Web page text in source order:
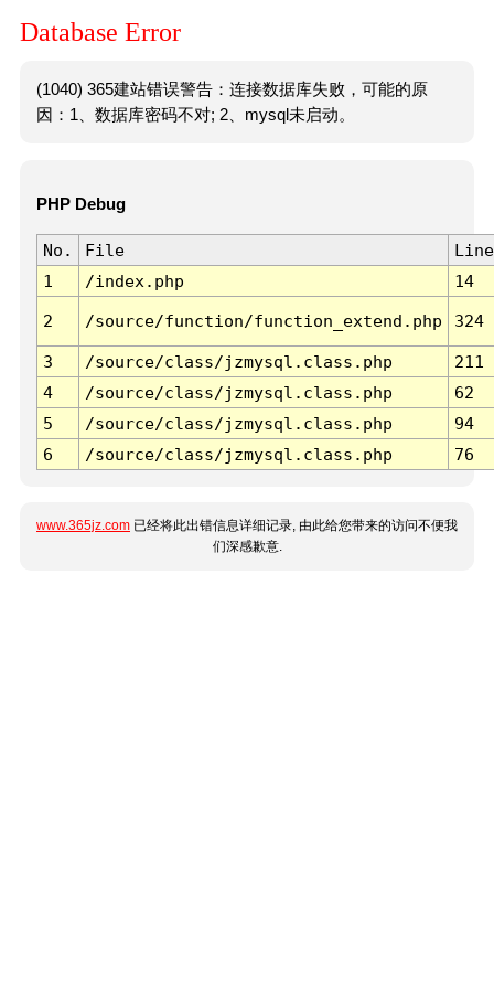
Database Error
(1040) 365建站错误警告：连接数据库失败，可能的原
因：1、数据库密码不对; 2、mysql未启动。
PHP Debug
No. File
Line
1
/index.php 14
2 /source/function/function_extend.php 324
3 /source/class/jzmysql.class.php
211
4
/source/class/jzmysql.class.php
62
5
/source/class/jzmysql.class.php
94
6
/source/class/jzmysql.class.php 76
www.365jz.com 已经将此出错信息详细记录, 由此给您带来的访问不便我
们深感歉意.